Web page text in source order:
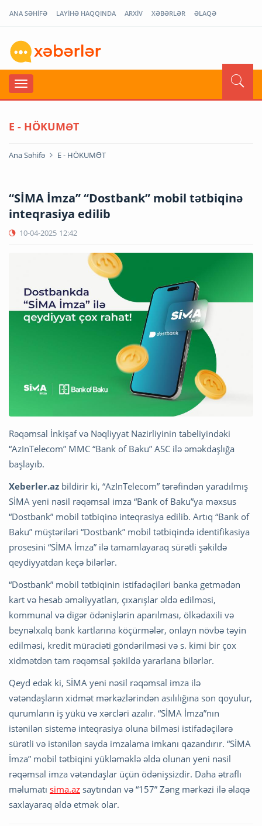
ANA SƏHİFƏ LAYİHƏ HAQQINDA ARXİV XƏBƏRLƏR ƏLAQƏ
E - HÖKUMƏT
Ana Səhifə E - HÖKUMƏT
“SİMA İmza” “Dostbank” mobil tətbiqinə
inteqrasiya edilib
10-04-2025 12:42
Rəqəmsal İnkişaf və Nəqliyyat Nazirliyinin tabeliyindəki
“AzInTelecom” MMC “Bank of Baku” ASC ilə əməkdaşlığa
başlayıb.
Xeberler.az bildirir ki, “AzInTelecom” tərəfindən yaradılmış
SİMA yeni nəsil rəqəmsal imza “Bank of Baku”ya məxsus
“Dostbank” mobil tətbiqinə inteqrasiya edilib. Artıq “Bank of
Baku” müştəriləri “Dostbank” mobil tətbiqində identifikasiya
prosesini “SİMA İmza” ilə tamamlayaraq sürətli şəkildə
qeydiyyatdan keçə bilərlər.
“Dostbank” mobil tətbiqinin istifadəçiləri banka getmədən
kart və hesab əməliyyatları, çıxarışlar əldə edilməsi,
kommunal və digər ödənişlərin aparılması, ölkədaxili və
beynəlxalq bank kartlarına köçürmələr, onlayn növbə təyin
edilməsi, kredit müraciəti göndərilməsi və s. kimi bir çox
xidmətdən tam rəqəmsal şəkildə yararlana bilərlər.
Qeyd edək ki, SİMA yeni nəsil rəqəmsal imza ilə
vətəndaşların xidmət mərkəzlərindən asılılığına son qoyulur,
qurumların iş yükü və xərcləri azalır. “SİMA İmza”nın
istənilən sistemə inteqrasiya oluna bilməsi istifadəçilərə
sürətli və istənilən sayda imzalama imkanı qazandırır. “SİMA
İmza” mobil tətbiqini yükləməklə əldə olunan yeni nəsil
rəqəmsal imza vətəndaşlar üçün ödənişsizdir. Daha ətraflı
məlumatı sima.az saytından və “157” Zəng mərkəzi ilə əlaqə
saxlayaraq əldə etmək olar.